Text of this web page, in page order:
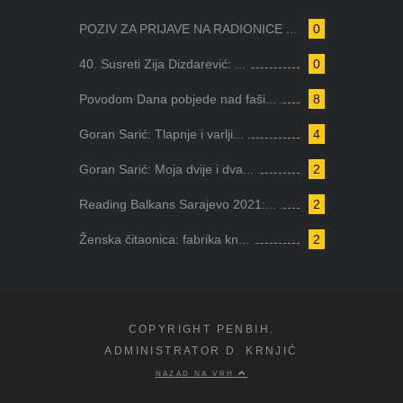
0
POZIV ZA PRIJAVE NA RADIONICE ...
0
40. Susreti Zija Dizdarević: ...
8
Povodom Dana pobjede nad faši...
4
Goran Sarić: Tlapnje i varlji...
2
Goran Sarić: Moja dvije i dva...
2
Reading Balkans Sarajevo 2021:...
2
Ženska čitaonica: fabrika kn...
COPYRIGHT PENBIH.
ADMINISTRATOR D. KRNJIĆ
NAZAD NA VRH